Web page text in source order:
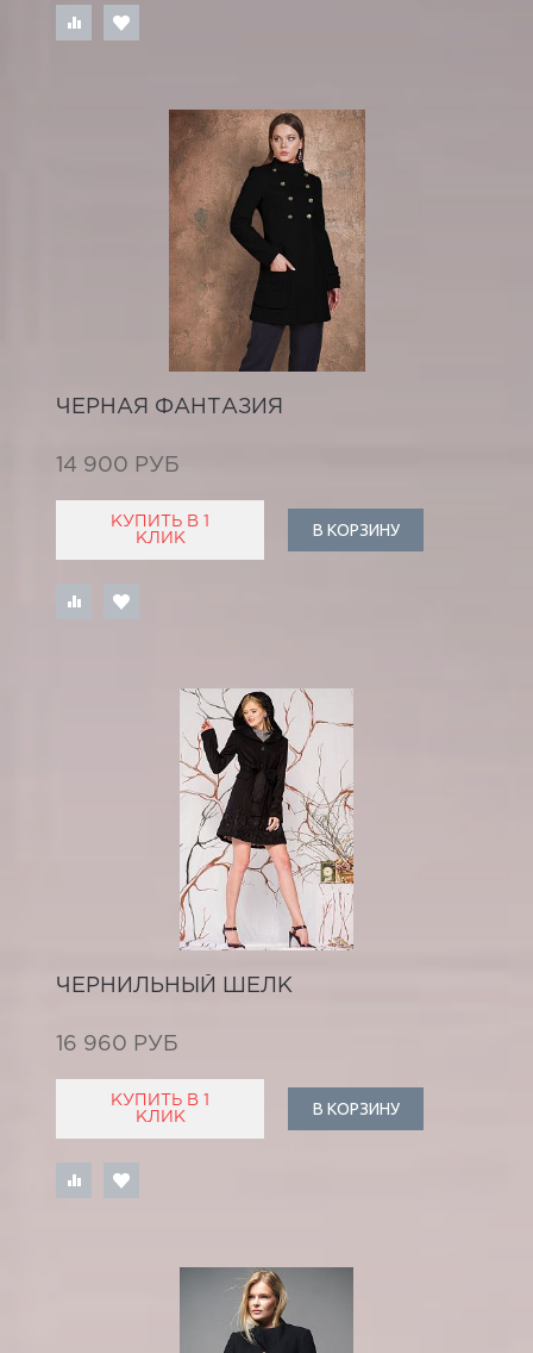
ЧЕРНАЯ ФАНТАЗИЯ
14 900 РУБ
КУПИТЬ В 1
КЛИК
В КОРЗИНУ
ЧЕРНИЛЬНЫЙ ШЕЛК
16 960 РУБ
КУПИТЬ В 1
КЛИК
В КОРЗИНУ